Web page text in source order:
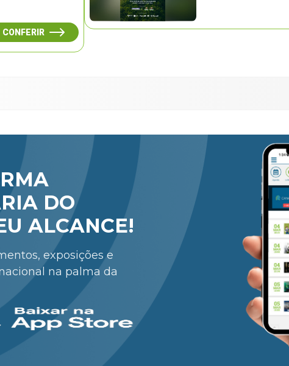
CONFERIR
DO
ALCANCE!
exposições e
na palma da